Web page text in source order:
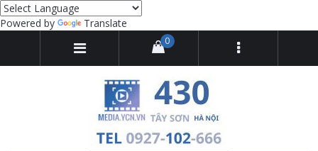
Powered by Translate
0